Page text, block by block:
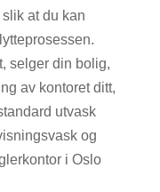
at du kan
selger din bolig,
av kontoret ditt,
utvask
og
i Oslo